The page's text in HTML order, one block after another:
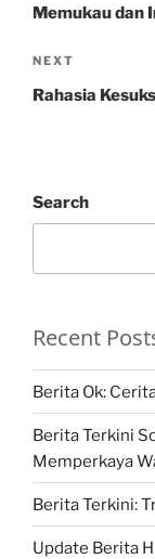
Memukau dan
Next
Post
NEXT
Rahasia
Search
Recent
Berita Ok:
Berita Terkini
Memperkaya
Berita Terkini:
Update Berita